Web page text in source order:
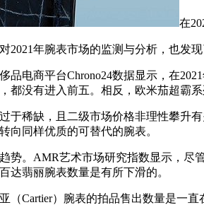
在
年腕表市场的监测与分析，也发现
电商平台Chrono24数据显示，在
没有进入前五。相反，欧米茄超霸系
稀缺，且二级市场价格非理性攀升有
向同样优质的可替代的腕表。
。AMR艺术市场研究指数显示，尽管
达翡丽腕表数量是有所下滑的。
Cartier）腕表的拍品售出数量是一直